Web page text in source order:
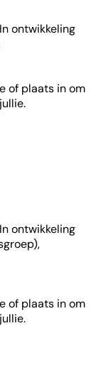
In ontwikkeling
of plaats in om
In ontwikkeling
of plaats in om